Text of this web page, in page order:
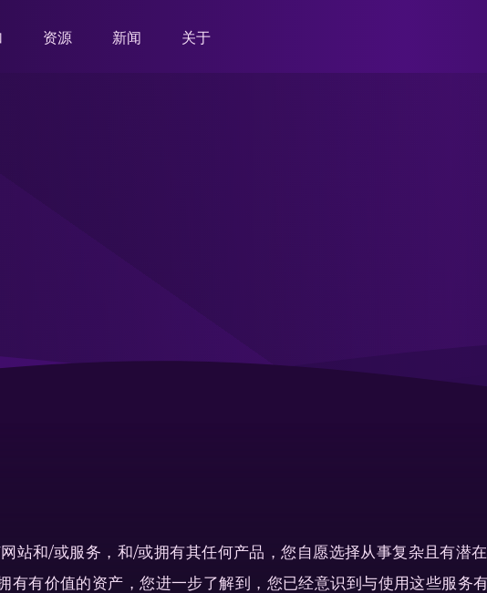
资源 新闻 关于
站和/或服务，和/或拥有其任何产品，您自愿选择从事复杂且有潜
有有价值的资产，您进一步了解到，您已经意识到与使用这些服务